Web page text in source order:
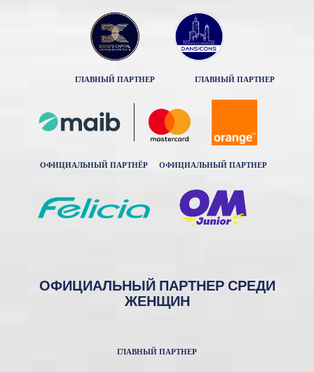
ГЛАВНЫЙ ПАРТНЕР ГЛАВНЫЙ ПАРТНЕР
ОФИЦИАЛЬНЫЙ ПАРТНЁР ОФИЦИАЛЬНЫЙ ПАРТНЕР
ОФИЦИАЛЬНЫЙ ПАРТНЕР СРЕДИ
ЖЕНЩИН
ГЛАВНЫЙ ПАРТНЕР